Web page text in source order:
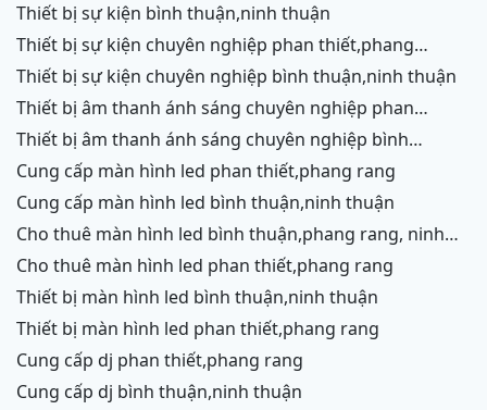
thiết bị sự kiện bình thuận,ninh thuận
thiết bị sự kiện chuyên nghiệp phan thiết,phang
rang,ninh chữ,vĩnh hy,cam ranh
thiết bị sự kiện chuyên nghiệp bình thuận,ninh thuận
thiết bị âm thanh ánh sáng chuyên nghiệp phan
thiết,phang rang,ninh chữ,vĩnh hy,cam ranh,ninh
thiết bị âm thanh ánh sáng chuyên nghiệp bình
thuận,ninh thuận
cung cấp màn hình led phan thiết,phang rang
cung cấp màn hình led bình thuận,ninh thuận
cho thuê màn hình led bình thuận,phang rang, ninh
thuận
cho thuê màn hình led phan thiết,phang rang
thiết bị màn hình led bình thuận,ninh thuận
thiết bị màn hình led phan thiết,phang rang
cung cấp dj phan thiết,phang rang
cung cấp dj bình thuận,ninh thuận